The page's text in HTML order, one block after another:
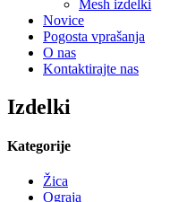
Mesh izdelki
Novice
Pogosta vprašanja
O nas
Kontaktirajte nas
Izdelki
Kategorije
Žica
Ograja